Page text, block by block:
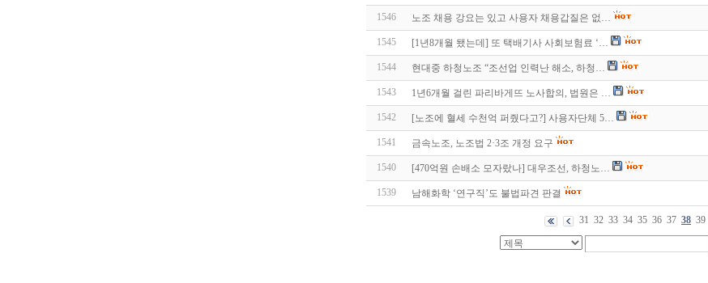
1546 노조 채용 강요는 있고 사용자 채용갑질은 없…
1545 [1년8개월 됐는데] 또 택배기사 사회보험료 ‘…
1544 현대중 하청노조 “조선업 인력난 해소, 하청…
1543 1년6개월 걸린 파리바게뜨 노사합의, 법원은 …
1542 [노조에 혈세 수천억 퍼줬다고?] 사용자단체 5…
1541 금속노조, 노조법 2·3조 개정 요구
1540 [470억원 손배소 모자랐나] 대우조선, 하청노…
1539 남해화학 ‘연구직’도 불법파견 판결
31 32 33 34 35 36 37 38 39